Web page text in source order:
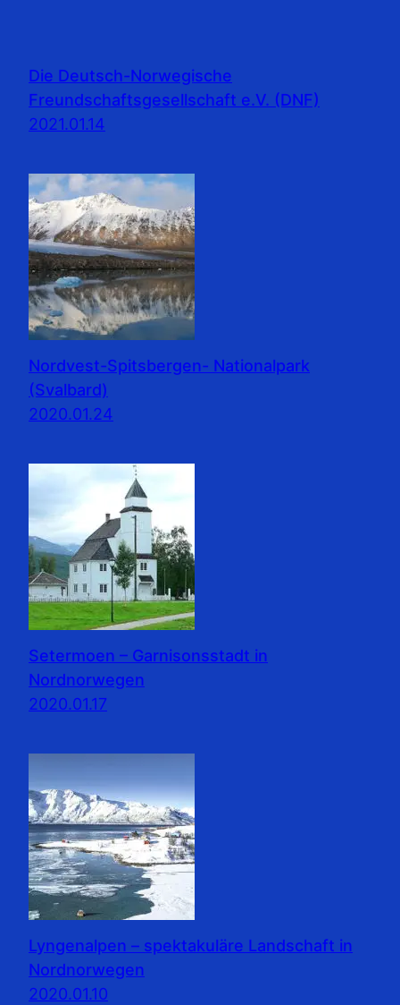
Die Deutsch-Norwegische
Freundschaftsgesellschaft e.V. (DNF)
2021.01.14
Nordvest-Spitsbergen- Nationalpark
(Svalbard)
2020.01.24
Setermoen – Garnisonsstadt in
Nordnorwegen
2020.01.17
Lyngenalpen – spektakuläre Landschaft in
Nordnorwegen
2020.01.10